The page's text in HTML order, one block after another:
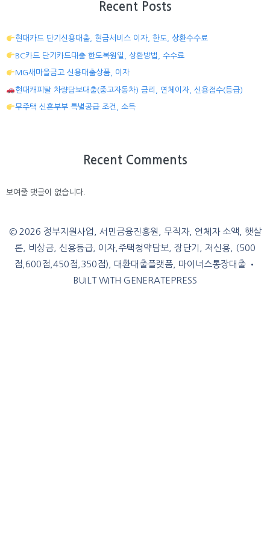
Recent Posts
현대카드 단기신용대출, 현금서비스 이자, 한도, 상환수수료
BC카드 단기카드대출 한도복원일, 상환방법, 수수료
MG새마을금고 신용대출상품, 이자
현대캐피탈 차량담보대출(중고자동차) 금리, 연체이자, 신용점수(등급)
무주택 신혼부부 특별공급 조건, 소득
Recent Comments
보여줄 댓글이 없습니다.
© 2026 정부지원사업, 서민금융진흥원, 무직자, 연체자 소액, 햇살
론, 비상금, 신용등급, 이자,주택청약담보, 장단기, 저신용, (500
점,600점,450점,350점), 대환대출플랫폼, 마이너스통장대출 •
BUILT WITH GENERATEPRESS